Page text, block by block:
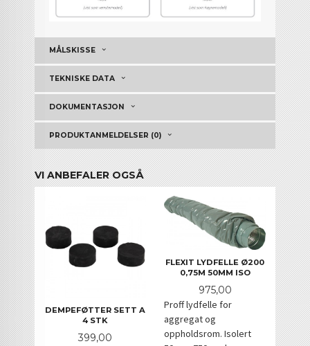
MÅLSKISSE
TEKNISKE DATA
DOKUMENTASJON
PRODUKTANMELDELSER (0)
VI ANBEFALER OGSÅ
DEMPEFØTTER SETT A
4 STK
Pris
399,00
FLEXIT LYDFELLE Ø200
0,75M 50MM ISO
Pris
975,00
Proff lydfelle for
aggregat og
oppholdsrom. Isolert